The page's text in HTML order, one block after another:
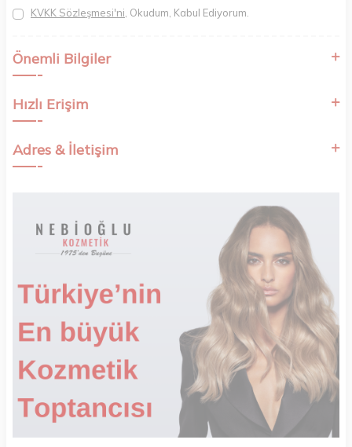
KVKK Sözleşmesi'ni , Okudum, Kabul Ediyorum.
Önemli Bilgiler
Hızlı Erişim
Adres & İletişim